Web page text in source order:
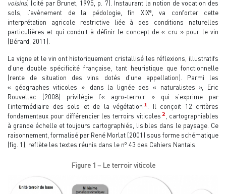
voisins) (cité par Brunet, 1995, p. 7). Instaurant la notion de vocation des
sols, l’avènement de la pédologie, fin XIXe
, va conforter cette
interprétation agricole restrictive liée à des conditions naturelles
particulières et qui conduit à définir le concept de « cru » pour le vin
(Bérard, 2011).
La vigne et le vin ont historiquement cristallisé les réflexions, illustratifs
d’une double spécificité française, tant heuristique que fonctionnelle
(rente de situation des vins dotés d’une appellation). Parmi les
« géographes viticoles », dans la lignée des « naturalistes », Eric
Rouvellac (2008) privilégie l’« agro-terroir » qui s’exprime par
l’intermédiaire des sols et de la végétation 1
. Il conçoit 12 critères
fondamentaux pour différencier les terroirs viticoles 2
, cartographiables
à grande échelle et toujours cartographiés, lisibles dans le paysage. Ce
raisonnement, formalisé par René Morlat (2001) sous forme schématique
(fig. 1), reflète les textes réunis dans le no 43 des Cahiers Nantais.
Figure 1 – Le terroir viticole